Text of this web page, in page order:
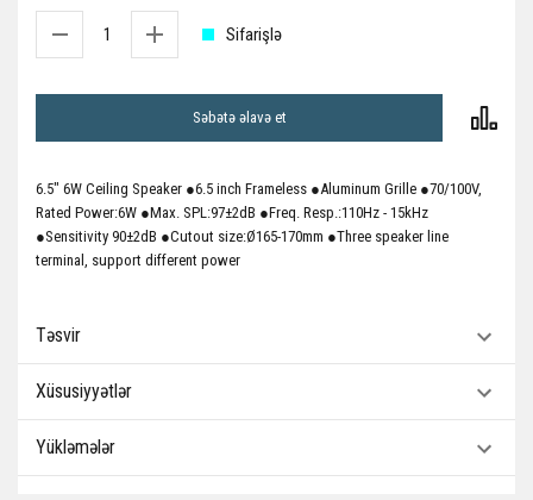
Sifarişlə
Səbətə əlavə et
6.5" 6W Ceiling Speaker ●6.5 inch Frameless ●Aluminum Grille ●70/100V,
Rated Power:6W ●Max. SPL:97±2dB ●Freq. Resp.:110Hz - 15kHz
●Sensitivity 90±2dB ●Cutout size:Ø165-170mm ●Three speaker line
terminal, support different power
Təsvir
Xüsusiyyətlər
Yükləmələr